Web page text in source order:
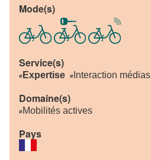
Mode(s)
Service(s)
# Expertise # Interaction médias
Domaine(s)
#Mobilités actives
Pays